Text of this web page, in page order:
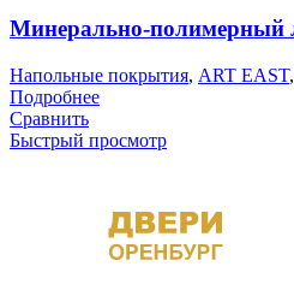
Минерально-полимерный
Напольные покрытия, ART EAST,
Подробнее
Сравнить
Быстрый просмотр